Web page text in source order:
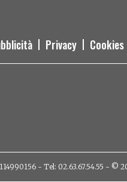
Privacy Cookies
- Tel: 02.63.67.54.55 -